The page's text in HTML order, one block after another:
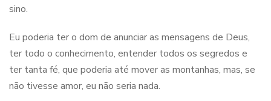
sino.
Eu poderia ter o dom de anunciar as mensagens de Deus,
ter todo o conhecimento, entender todos os segredos e
ter tanta fé, que poderia até mover as montanhas, mas, se
não tivesse amor, eu não seria nada.